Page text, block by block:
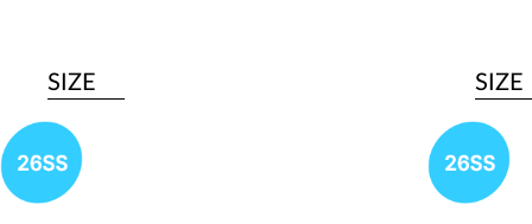
SIZE SIZE